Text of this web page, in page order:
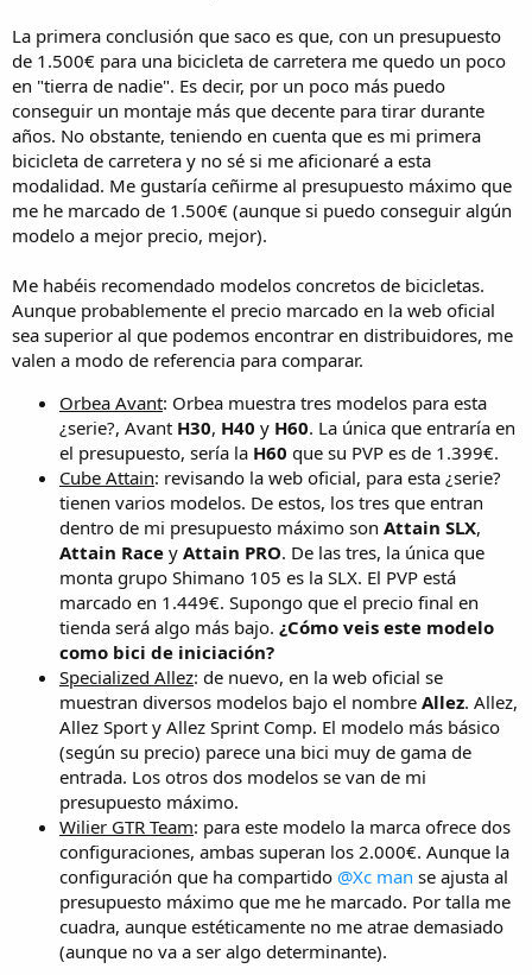
La primera conclusión que saco es que, con un presupuesto
de 1.500€ para una bicicleta de carretera me quedo un poco
en "tierra de nadie". Es decir, por un poco más puedo
conseguir un montaje más que decente para tirar durante
años. No obstante, teniendo en cuenta que es mi primera
bicicleta de carretera y no sé si me aficionaré a esta
modalidad. Me gustaría ceñirme al presupuesto máximo que
me he marcado de 1.500€ (aunque si puedo conseguir algún
modelo a mejor precio, mejor).
Me habéis recomendado modelos concretos de bicicletas.
Aunque probablemente el precio marcado en la web oficial
sea superior al que podemos encontrar en distribuidores, me
valen a modo de referencia para comparar.
Orbea Avant: Orbea muestra tres modelos para esta
¿serie?, Avant H30, H40 y H60. La única que entraría en
el presupuesto, sería la H60 que su PVP es de 1.399€.
Cube Attain: revisando la web oficial, para esta ¿serie?
tienen varios modelos. De estos, los tres que entran
dentro de mi presupuesto máximo son Attain SLX,
Attain Race y Attain PRO. De las tres, la única que
monta grupo Shimano 105 es la SLX. El PVP está
marcado en 1.449€. Supongo que el precio final en
tienda será algo más bajo. ¿Cómo veis este modelo
como bici de iniciación?
Specialized Allez: de nuevo, en la web oficial se
muestran diversos modelos bajo el nombre Allez. Allez,
Allez Sport y Allez Sprint Comp. El modelo más básico
(según su precio) parece una bici muy de gama de
entrada. Los otros dos modelos se van de mi
presupuesto máximo.
Wilier GTR Team: para este modelo la marca ofrece dos
configuraciones, ambas superan los 2.000€. Aunque la
configuración que ha compartido @Xc man se ajusta al
presupuesto máximo que me he marcado. Por talla me
cuadra, aunque estéticamente no me atrae demasiado
(aunque no va a ser algo determinante).